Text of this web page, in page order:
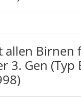
allen Birnen
3. Gen (Typ